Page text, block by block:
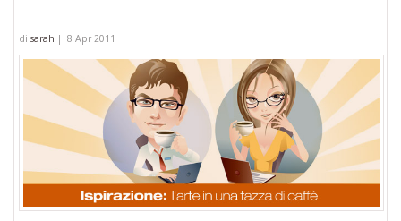
di sarah | 8 Apr 2011